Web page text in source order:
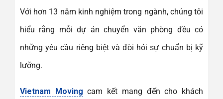
Với hơn 13 năm kinh nghiệm trong ngành, chúng tôi
hiểu rằng mỗi dự án chuyển văn phòng đều có
những yêu cầu riêng biệt và đòi hỏi sự chuẩn bị kỹ
lưỡng.
Vietnam Moving cam kết mang đến cho khách